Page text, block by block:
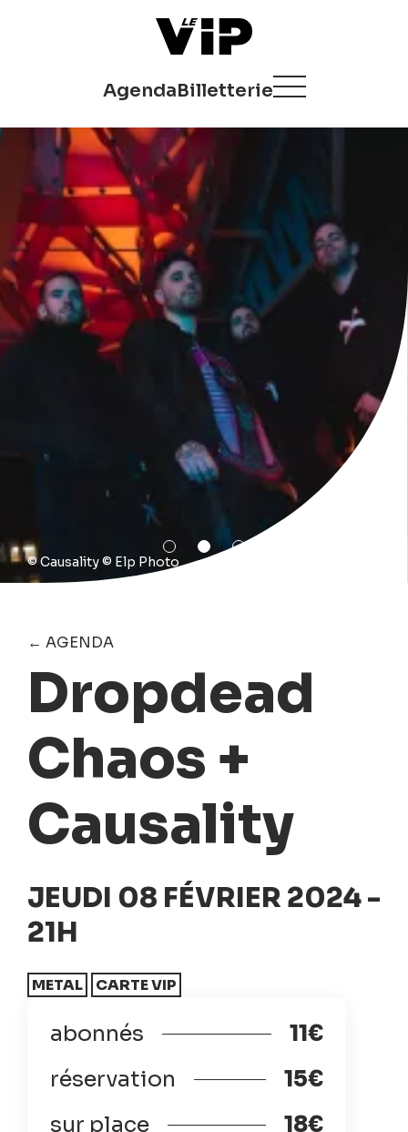
AgendaBilletterie
© Causality © Elp Photo
← AGENDA
Dropdead
Chaos +
Causality
JEUDI 08 FÉVRIER 2024 -
21H
METAL CARTE VIP
abonnés
11€
réservation
15€
sur place
18€